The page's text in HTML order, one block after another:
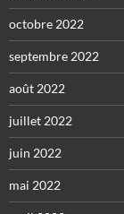
octobre 2022
septembre 2022
août 2022
juillet 2022
juin 2022
mai 2022